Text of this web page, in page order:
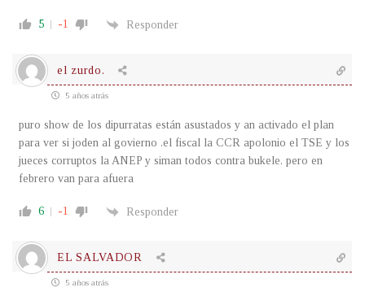
5 -1 Responder
el zurdo.
5 años atrás
puro show de los dipurratas están asustados y an activado el plan
para ver si joden al govierno .el fiscal la CCR apolonio el TSE y los
jueces corruptos la ANEP y siman todos contra bukele. pero en
febrero van para afuera
6 -1 Responder
EL SALVADOR
5 años atrás